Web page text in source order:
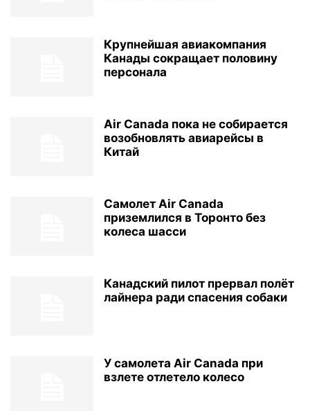
Крупнейшая авиакомпания
Канады сокращает половину
персонала
Air Canada пока не собирается
возобновлять авиарейсы в
Китай
Самолет Air Canada
приземлился в Торонто без
колеса шасси
Канадский пилот прервал полёт
лайнера ради спасения собаки
У самолета Air Canada при
взлете отлетело колесо